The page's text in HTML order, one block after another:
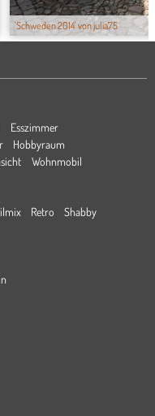
'Schweden 2014' von julia75
Esszimmer
Hobbyraum
Wohnmobil
Retro
Shabby